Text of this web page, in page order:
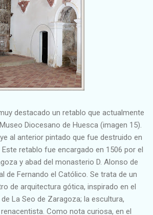
destacado un retablo que actualmente
Diocesano de Huesca (imagen 15).
al anterior pintado que fue destruido en
retablo fue encargado en 1506 por el
y abad del monasterio D. Alonso de
de Fernando el Católico. Se trata de un
de arquitectura gótica, inspirado en el
La Seo de Zaragoza; la escultura,
Como nota curiosa, en el